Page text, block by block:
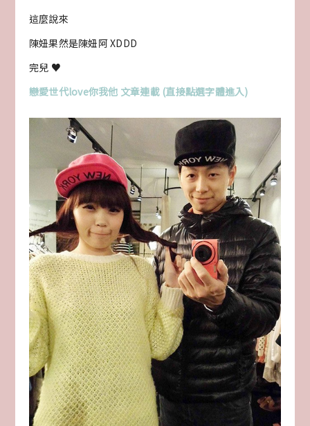
這麼說來
陳妞果然是陳妞阿 XDDD
完兒 ♥
戀愛世代love你我他 文章連載 (直接點選字體進入)